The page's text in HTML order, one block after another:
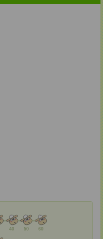
40 50 60